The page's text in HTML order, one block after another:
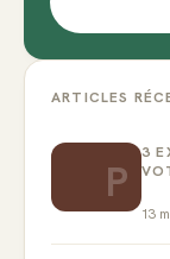
ARTICLES
P
3
13